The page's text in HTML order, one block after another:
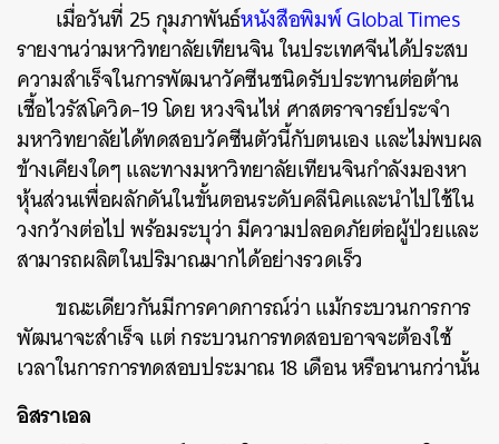
เมื่อวันที่ 25กุมภาพันธ์หนังสือพิมพ์Global Times
รายงานว่ามหาวิทยาลัยเทียนจินในประเทศจีนได้ประสบ
ความสำเร็จในการพัฒนาวัคซีนชนิดรับประทานต่อต้าน
เชื้อไวรัสโควิด-19โดยหวงจินไห่ ศาสตราจารย์ประจำ
มหาวิทยาลัยได้ทดสอบวัคซีนตัวนี้กับตนเองและไม่พบผล
ข้างเคียงใดๆและทางมหาวิทยาลัยเทียนจินกำลังมองหา
หุ้นส่วนเพื่อผลักดันในขั้นตอนระดับคลีนิคและนำไปใช้ใน
วงกว้างต่อไปพร้อมระบุว่ามีความปลอดภัยต่อผู้ป่วยและ
สามารถผลิตในปริมาณมากได้อย่างรวดเร็ว
ขณะเดียวกันมีการคาดการณ์ว่า แม้กระบวนการการ
พัฒนาจะสำเร็จ แต่กระบวนการทดสอบอาจจะต้องใช้
เวลาในการการทดสอบประมาณ18เดือนหรือนานกว่านั้น
อิสราเอล